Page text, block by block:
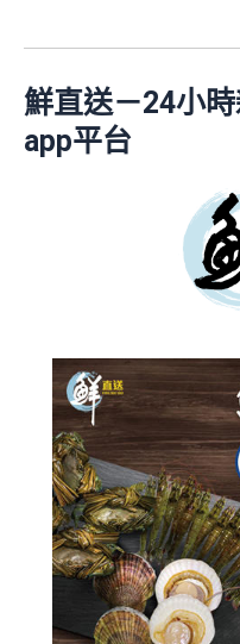
鮮直送－24小
app平台